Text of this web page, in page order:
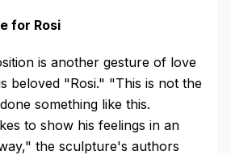
for Rosi
is another gesture of love
beloved "Rosi." "This is not the
something like this.
to show his feelings in an
the sculpture's authors